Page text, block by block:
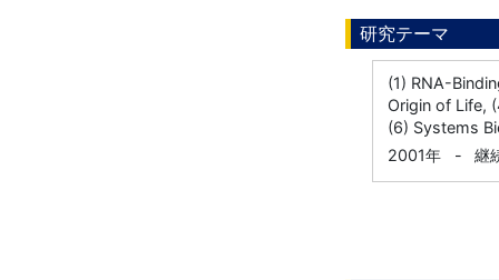
研究テーマ
(1) RNA-
Origin of Life,
(6) Systems
2001年
- 継